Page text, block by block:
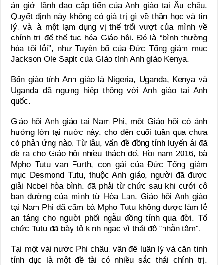
án giới lãnh đạo cấp tiến của Anh giáo tại Âu châu.
Quyết định này không có giá trị gì về thần học và tín
lý, và là một lạm dụng vị thế trổi vượt của mình về
chính trị để thế tục hóa Giáo hội. Đó là “bình thường
hóa tội lỗi”, như Tuyên bố của Đức Tổng giám mục
Jackson Ole Sapit của Giáo tỉnh Anh giáo Kenya.
Bốn giáo tỉnh Anh giáo là Nigeria, Uganda, Kenya và
Uganda đã ngưng hiệp thông với Anh giáo tại Anh
quốc.
Giáo hội Anh giáo tại Nam Phi, một Giáo hội có ảnh
hưởng lớn tại nước này. cho đến cuối tuần qua chưa
có phản ứng nào. Từ lâu, vấn đề đồng tính luyến ái đã
đề ra cho Giáo hội nhiều thách đố. Hồi năm 2016, bà
Mpho Tutu van Furth, con gái của Đức Tổng giám
mục Desmond Tutu, thuộc Anh giáo, người đã được
giải Nobel hòa bình, đã phải từ chức sau khi cưới cô
bạn đường của mình từ Hòa Lan. Giáo hội Anh giáo
tại Nam Phi đã cấm bà Mpho Tutu không được làm lễ
an táng cho người phối ngẫu đồng tính qua đời. Tổ
chức Tutu đã bày tỏ kinh ngạc vì thái độ “nhẫn tâm”.
Tại một vài nước Phi châu, vấn đề luân lý và căn tính
tính dục là một đề tài có nhiều sắc thái chính trị.